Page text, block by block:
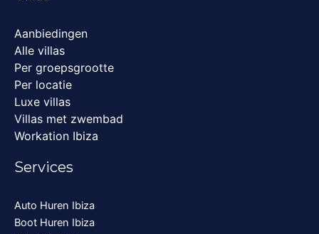
Aanbiedingen
Alle villas
Per groepsgrootte
Per locatie
Luxe villas
Villas met zwembad
Workation Ibiza
Services
Auto Huren Ibiza
Boot Huren Ibiza